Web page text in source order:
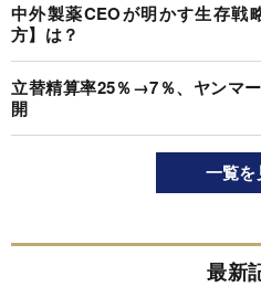
中外製薬CEOが明かす生存戦
方】は？
立替精算率25％→7％、ヤンマ
開
一覧を
最新